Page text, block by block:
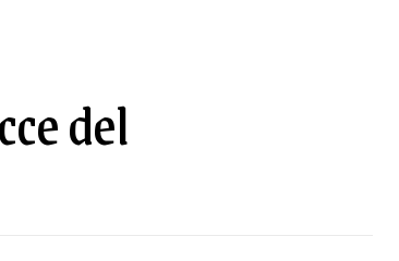
del